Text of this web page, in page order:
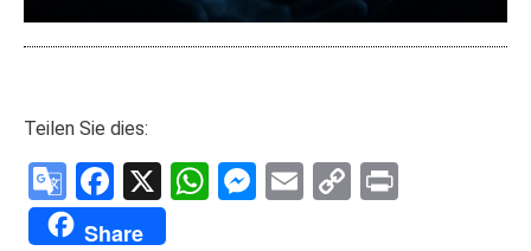
Teilen Sie dies:
Google
Translate
Facebook
X WhatsApp
Messenger
Email
Copy
Share